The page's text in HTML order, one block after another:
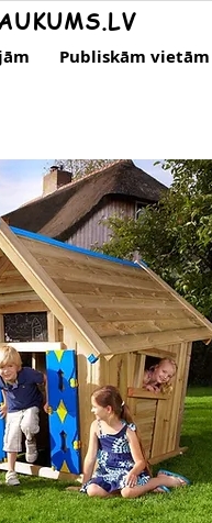
Publiskām vietām